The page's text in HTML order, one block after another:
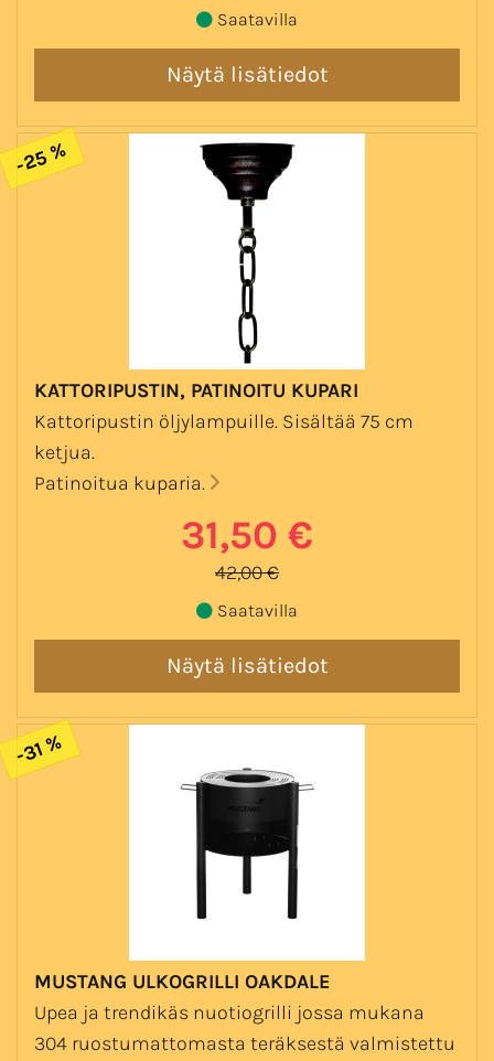
Saatavilla
-25 %
KATTORIPUSTIN, PATINOITU KUPARI
Kattoripustin öljylampuille. Sisältää 75 cm
ketjua.
Patinoitua kuparia.
31,50 €
42,00 €
Saatavilla
-31 %
MUSTANG ULKOGRILLI OAKDALE
Upea ja trendikäs nuotiogrilli jossa mukana
304 ruostumattomasta teräksestä valmistettu